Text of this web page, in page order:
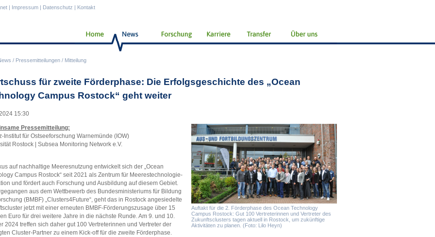
/ Pressemitteilungen / Mitteilung
| Impressum | Datenschutz | Kontakt
für zweite Förderphase: Die Erfolgsgeschichte des „Ocean
Campus Rostock“ geht weiter
15:30
Auftakt für die 2. Förderphase des Ocean Technology
Campus Rostock: Gut 100 Vertreterinnen und Vertreter des
Zukunftsclusters tagen aktuell in Rostock, um zukünftige
Aktivitäten zu planen. (Foto: Lilo Heyn)
Pressemitteilung:
Institut für Ostseeforschung Warnemünde (IOW)
Rostock | Subsea Monitoring Network e.V.
auf nachhaltige Meeresnutzung entwickelt sich der „Ocean
Campus Rostock“ seit 2021 als Zentrum für Meerestechnologie-
und fördert auch Forschung und Ausbildung auf diesem Gebiet.
aus dem Wettbewerb des Bundesministeriums für Bildung
(BMBF) „Clusters4Future“, geht das in Rostock angesiedelte
jetzt mit einer erneuten BMBF-Förderungszusage über 15
Euro für drei weitere Jahre in die nächste Runde. Am 9. und 10.
2024 treffen sich daher gut 100 Vertreterinnen und Vertreter der
Cluster-Partner zu einem Kick-off für die zweite Förderphase.